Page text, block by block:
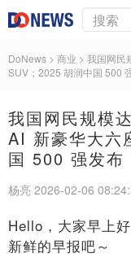
DoNews > 商业 > 我国网民
SUV；2025 胡润中国 500
我国网民规模
AI 新豪华大六
国 500 强发布
杨亮 2026-02-06
Hello，大家早上
新鲜的早报吧～